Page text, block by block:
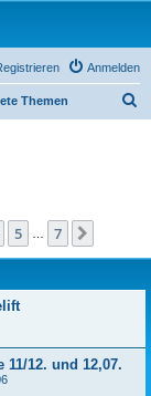
Anmelden
Themen
5 7
12. und 12,07.